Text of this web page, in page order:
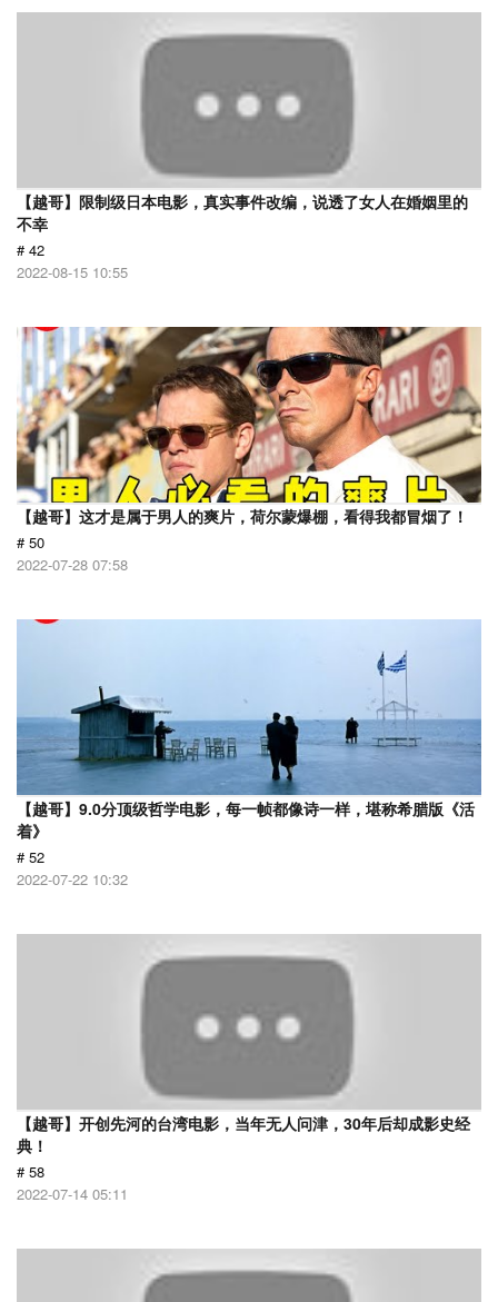
【越哥】限制级日本电影，真实事件改编，说透了女人在婚姻里的
不幸
# 42
2022-08-15 10:55
【越哥】这才是属于男人的爽片，荷尔蒙爆棚，看得我都冒烟了！
# 50
2022-07-28 07:58
【越哥】9.0分顶级哲学电影，每一帧都像诗一样，堪称希腊版《活
着》
# 52
2022-07-22 10:32
【越哥】开创先河的台湾电影，当年无人问津，30年后却成影史经
典！
# 58
2022-07-14 05:11